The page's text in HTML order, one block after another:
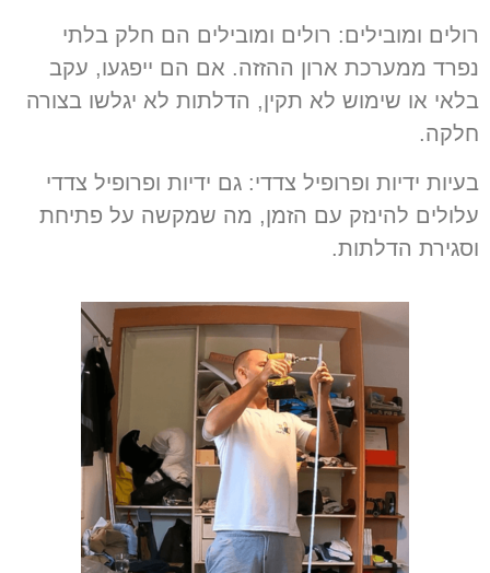
רולים ומובילים: רולים ומובילים הם חלק בלתי
נפרד ממערכת ארון ההזזה. אם הם ייפגעו, עקב
בלאי או שימוש לא תקין, הדלתות לא יגלשו בצורה
חלקה.
בעיות ידיות ופרופיל צדדי: גם ידיות ופרופיל צדדי
עלולים להינזק עם הזמן, מה שמקשה על פתיחת
וסגירת הדלתות.